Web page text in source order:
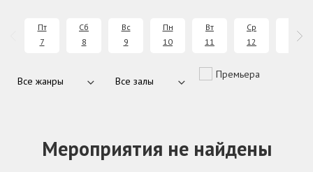
Пт
7
Сб
8
Вс
9
Пн
10
Вт
11
Ср
12
13
Премьера
Мероприятия не найдены